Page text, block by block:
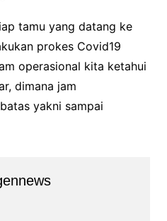
tamu yang datang ke
prokes Covid19
operasional kita ketahui
dimana jam
yakni sampai